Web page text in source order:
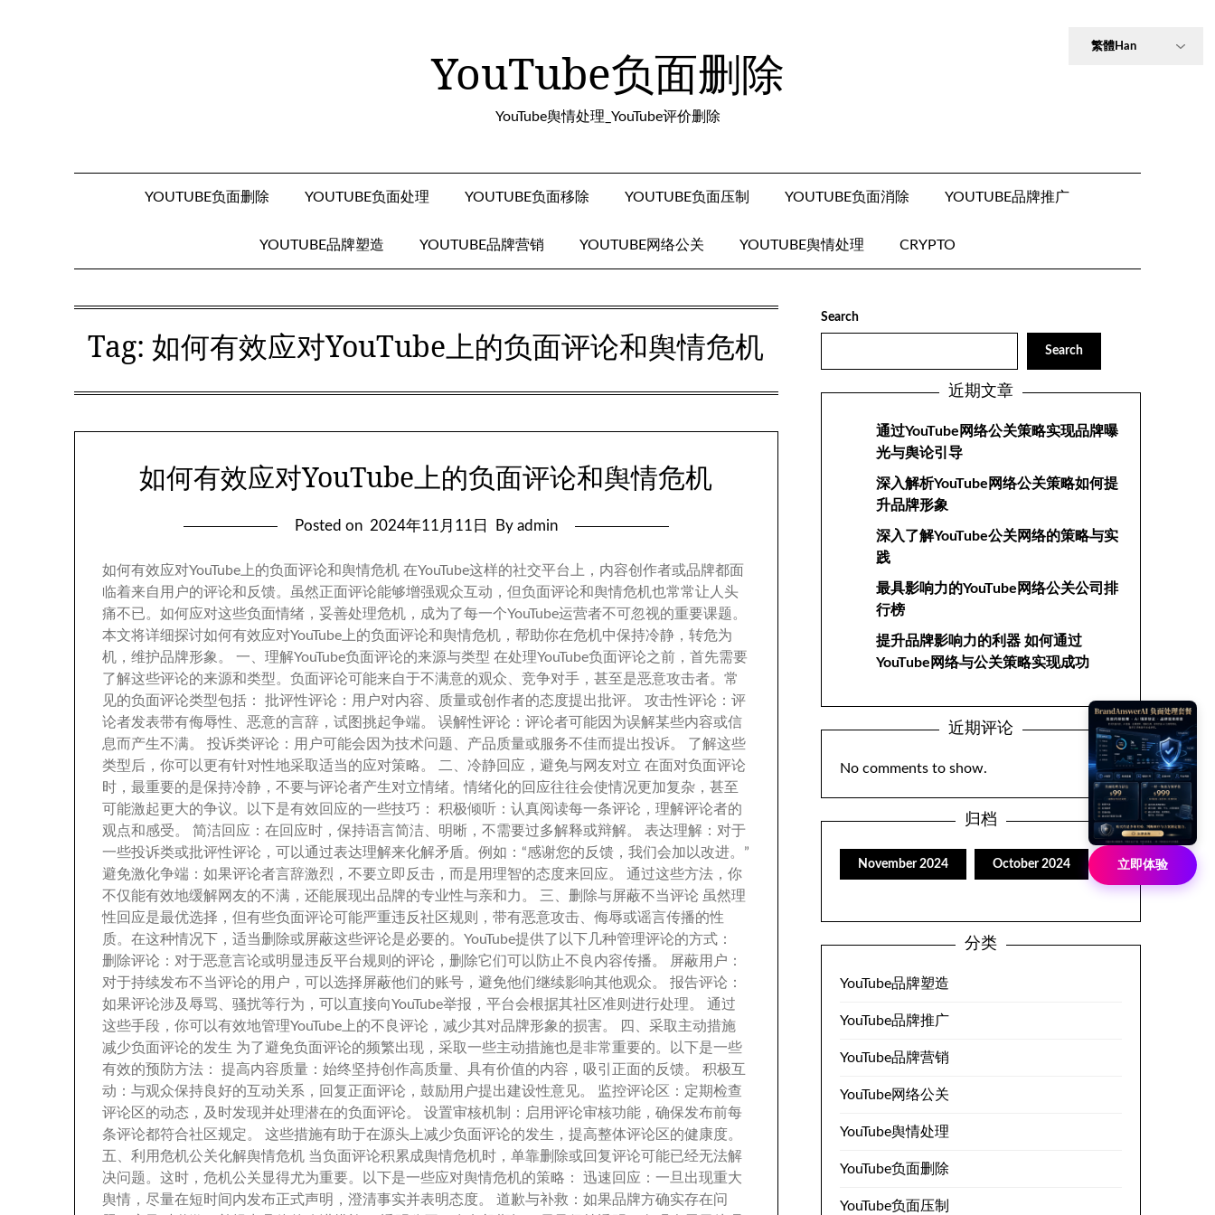
YouTube负面删除
YouTube舆情处理_YouTube评价删除
YOUTUBE负面删除 YOUTUBE负面处理 YOUTUBE负面移除 YOUTUBE负面压制 YOUTUBE负面消除 YOUTUBE品牌推广
YOUTUBE品牌塑造 YOUTUBE品牌营销 YOUTUBE网络公关 YOUTUBE舆情处理 CRYPTO
Tag:如何有效应对YouTube上的负面评论和舆情危机
如何有效应对YouTube上的负面评论和舆情危机
Posted on 2024年11月11日 By admin
如何有效应对YouTube上的负面评论和舆情危机 在YouTube这样的社交平台上 ， 内容创作者或品牌都面
临着来自用户的评论和反馈。 虽然正面评论能够增强观众互动 ， 但负面评论和舆情危机也常常让人头
痛不已。 如何应对这些负面情绪 ， 妥善处理危机 ， 成为了每一个YouTube运营者不可忽视的重要课题。
本文将详细探讨如何有效应对YouTube上的负面评论和舆情危机 ， 帮助你在危机中保持冷静 ， 转危为
机 ， 维护品牌形象 。 一 理解YouTube负面评论的来源与类型 在处理YouTube负面评论之前 ， 首先需要
了解这些评论的来源和类型。 负面评论可能来自于不满意的观众 竞争对手 ， 甚至是恶意攻击者。 常
见的负面评论类型包括 ： 批评性评论 ： 用户对内容 质量或创作者的态度提出批评。 攻击性评论 ： 评
论者发表带有侮辱性
恶意的言辞 ， 试图挑起争端。 误解性评论 ： 评论者可能因为误解某些内容或信
息而产生不满。 投诉类评论 ： 用户可能会因为技术问题 产品质量或服务不佳而提出投诉。 了解这些
类型后 ， 你可以更有针对性地采取适当的应对策略。 二 冷静回应 ， 避免与网友对立 在面对负面评论
时 ， 最重要的是保持冷静 ， 不要与评论者产生对立情绪。情绪化的回应往往会使情况更加复杂 ， 甚至
可能激起更大的争议 。 以下是有效回应的一些技巧 ： 积极倾听 ： 认真阅读每一条评论 ， 理解评论者的
观点和感受。 简洁回应 ： 在回应时 ， 保持语言简洁 明晰 ， 不需要过多解释或辩解。 表达理解 ： 对于
一些投诉类或批评性评论 ， 可以通过表达理解来化解矛盾。 例如 ： “感谢您的反馈 ， 我们会加以改进。 ”
避免激化争端 ： 如果评论者言辞激烈 ， 不要立即反击 ， 而是用理智的态度来回应 。 通过这些方法 ， 你
不仅能有效地缓解网友的不满 ， 还能展现出品牌的专业性与亲和力 。 三
删除与屏蔽不当评论 虽然理
性回应是最优选择 ， 但有些负面评论可能严重违反社区规则 ， 带有恶意攻击
侮辱或谣言传播的性
质。 在这种情况下 ， 适当删除或屏蔽这些评论是必要的。 YouTube提供了以下几种管理评论的方式 ：
删除评论 ： 对于恶意言论或明显违反平台规则的评论 ， 删除它们可以防止不良内容传播。 屏蔽用户 ：
对于持续发布不当评论的用户 ， 可以选择屏蔽他们的账号 ， 避免他们继续影响其他观众。 报告评论 ：
如果评论涉及辱骂
骚扰等行为 ， 可以直接向YouTube举报 ， 平台会根据其社区准则进行处理。 通过
这些手段 ， 你可以有效地管理YouTube上的不良评论 ， 减少其对品牌形象的损害。 四
采取主动措施
减少负面评论的发生 为了避免负面评论的频繁出现 ， 采取一些主动措施也是非常重要的。
以下是一些
有效的预防方法 ： 提高内容质量 ： 始终坚持创作高质量 具有价值的内容 ， 吸引正面的反馈。 积极互
动 ： 与观众保持良好的互动关系 ， 回复正面评论 ， 鼓励用户提出建设性意见。 监控评论区 ： 定期检查
评论区的动态 ， 及时发现并处理潜在的负面评论。 设置审核机制 ： 启用评论审核功能 ， 确保发布前每
条评论都符合社区规定。 这些措施有助于在源头上减少负面评论的发生 ， 提高整体评论区的健康度。
五
利用危机公关化解舆情危机 当负面评论积累成舆情危机时 ， 单靠删除或回复评论可能已经无法解
决问题。 这时 ， 危机公关显得尤为重要。 以下是一些应对舆情危机的策略 ： 迅速回应 ： 一旦出现重大
舆情 ， 尽量在短时间内发布正式声明 ， 澄清事实并表明态度。 道歉与补救 ： 如果品牌方确实存在问
Search
Search
近期文章
通过YouTube网络公关策略实现品牌曝
光与舆论引导
深入解析YouTube网络公关策略如何提
升品牌形象
深入了解YouTube公关网络的策略与实
践
最具影响力的YouTube网络公关公司排
行榜
提升品牌影响力的利器 如何通过
YouTube网络与公关策略实现成功
近期评论
No comments to show.
归档
November2024 October2024
分类
YouTube品牌塑造
YouTube品牌推广
YouTube品牌营销
YouTube网络公关
YouTube舆情处理
YouTube负面删除
YouTube负面压制
立即体验